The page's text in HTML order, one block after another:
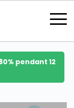
pendant 12